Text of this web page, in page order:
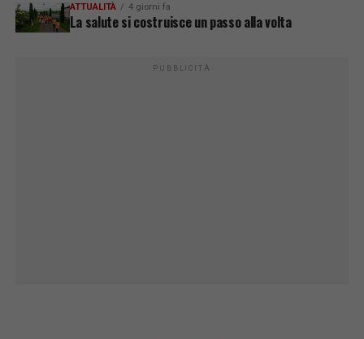
ATTUALITÀ 4 giorni fa
La salute si costruisce un passo alla volta
PUBBLICITÀ